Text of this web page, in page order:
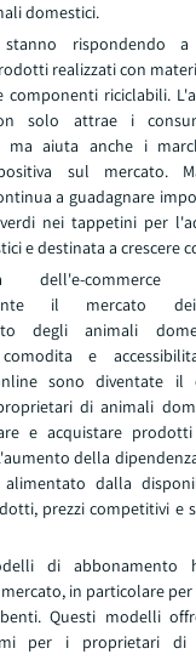
domestici.
rispondendo a
realizzati con
componenti riciclabili.
solo attrae i
ma aiuta anche i
sul mercato.
a guadagnare
nei tappetini per
e destinata a crescere
dell'e-commerce
il mercato
degli animali
comodita e
sono diventate il
di animali
e acquistare
della
alimentato dalla
prezzi competitivi e
di abbonamento
in particolare
Questi modelli
per i proprietari di